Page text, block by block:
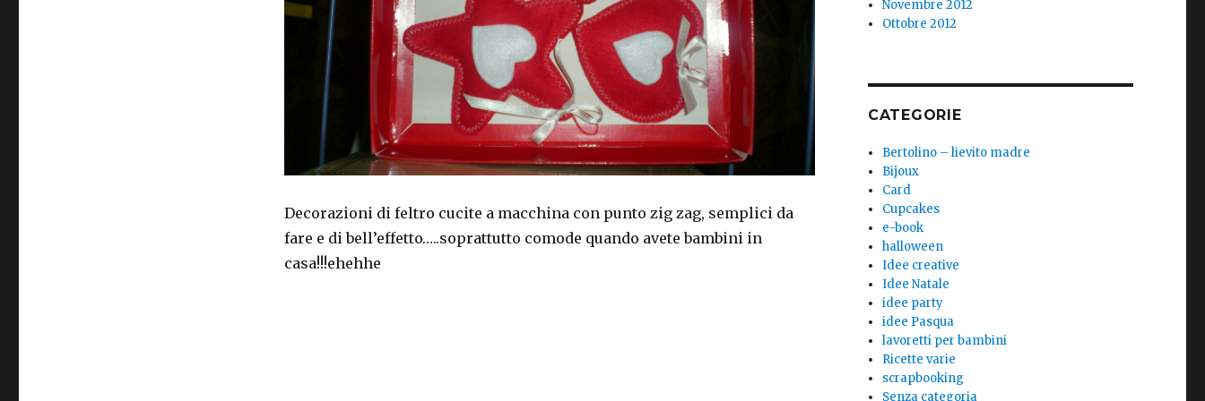
Decorazioni di feltro cucite a macchina con punto zig zag, semplici da
fare e di bell’effetto…..soprattutto comode quando avete bambini in
casa!!!ehehhe
Novembre 2012
Ottobre 2012
CATEGORIE
Bertolino – lievito madre
Bijoux
Card
Cupcakes
e-book
halloween
Idee creative
Idee Natale
idee party
idee Pasqua
lavoretti per bambini
Ricette varie
scrapbooking
Senza categoria